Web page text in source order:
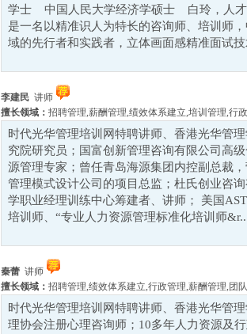
学士 中国人民大学经济学硕士 白玲，人才
是一名以精准识人为特长的咨询师、培训师
域的先行者和实践者，立体画面感精准面试
李建民 讲师
擅长领域： 招聘管理,薪酬管理,绩效体系建立,培训管理,行
时代光华管理培训网特聘讲师、香港光华管
究院研究员；国富创新管理咨询有限公司高
源管理专家；曾任青岛海源集团内控副总裁
管理模式设计公司的项目总监；杜氏创业咨
学职业经理训练中心筹建者、讲师； 美国
培训师、“专业人力资源管理标准化培训师
秦蕾 讲师
擅长领域： 招聘管理,绩效体系建立,行政管理,薪酬管理, 团
时代光华管理培训网特聘讲师、香港光华管
理协会注册心理咨询师；10多年人力资源及